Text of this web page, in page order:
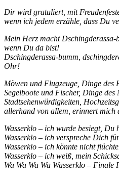
Dir wird gratuliert, mit
wenn ich jedem erzähle, dass Du
Mein Herz macht Dschingderassa-
wenn Du da bist!
Dschingderassa-bumm,
Ohr!
Möwen und Flugzeuge, Dinge des
Segelboote und Fischer, Dinge des
Stadtsehenwürdigkeiten,
allerhand von allem, erinnert mich
Wasserklo – ich wurde besiegt, Du
Wasserklo – ich verspreche Dich
Wasserklo – ich könnte nicht
Wasserklo – ich weiß, mein
Wa Wa Wa Wa Wasserklo – Finale